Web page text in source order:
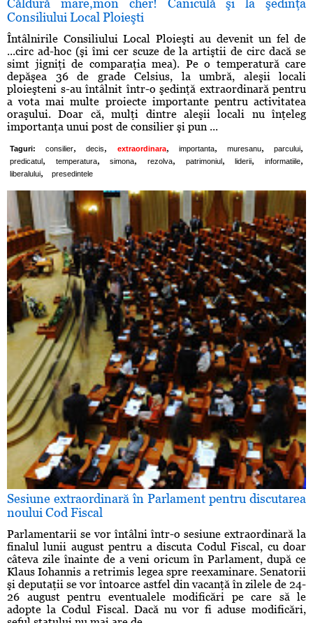
Căldură mare,mon cher! Caniculă şi la şedinţa
Consiliului Local Ploieşti
Întâlnirile Consiliului Local Ploieşti au devenit un fel de
...circ ad-hoc (şi îmi cer scuze de la artiştii de circ dacă se
simt jigniţi de comparaţia mea). Pe o temperatură care
depăşea 36 de grade Celsius, la umbră, aleşii locali
ploieşteni s-au întâlnit într-o şedinţă extraordinară pentru
a vota mai multe proiecte importante pentru activitatea
oraşului. Doar că, mulţi dintre aleşii locali nu înţeleg
importanţa unui post de consilier şi pun ...
Taguri: consilier, decis, extraordinara, importanta, muresanu, parcului,
predicatul , temperatura, simona, rezolva, patrimoniul, liderii, informatiile,
liberalului, presedintele
Sesiune extraordinară în Parlament pentru discutarea
noului Cod Fiscal
Parlamentarii se vor întâlni într-o sesiune extraordinară la
finalul lunii august pentru a discuta Codul Fiscal, cu doar
câteva zile înainte de a veni oricum în Parlament, după ce
Klaus Iohannis a retrimis legea spre reexaminare. Senatorii
şi deputaţii se vor întoarce astfel din vacanţă în zilele de 24-
26 august pentru eventualele modificări pe care să le
adopte la Codul Fiscal. Dacă nu vor fi aduse modificări,